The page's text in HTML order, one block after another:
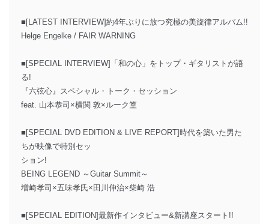
■[LATEST INTERVIEW]約4年ぶりに放つ究極の美旋律アルバム!!
Helge Engelke / FAIR WARNING
■[SPECIAL INTERVIEW]「和の心」をトップ・ギタリストが語
る!
『六弦心』スペシャル・トーク・セッション
feat. 山本恭司×横関 敦×ルーク篁
■[SPECIAL DVD EDITION & LIVE REPORT]時代を築いた男た
ちが映像で特別セッ
ション!
BEING LEGEND ～Guitar Summit～
増崎孝司×五味孝氏×田川伸治×柴崎 浩
■[SPECIAL EDITION]最新作インタビュー&新講座スタート!!